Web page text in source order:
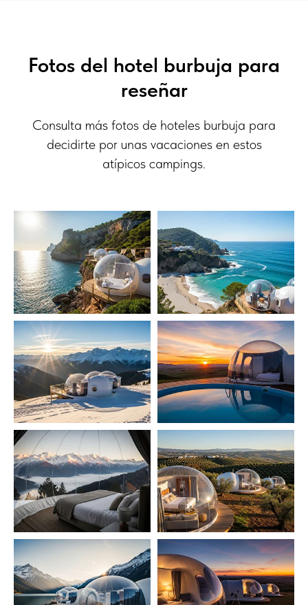
Fotos del hotel burbuja para
reseñar
Consulta más fotos de hoteles burbuja para
decidirte por unas vacaciones en estos
atípicos campings.